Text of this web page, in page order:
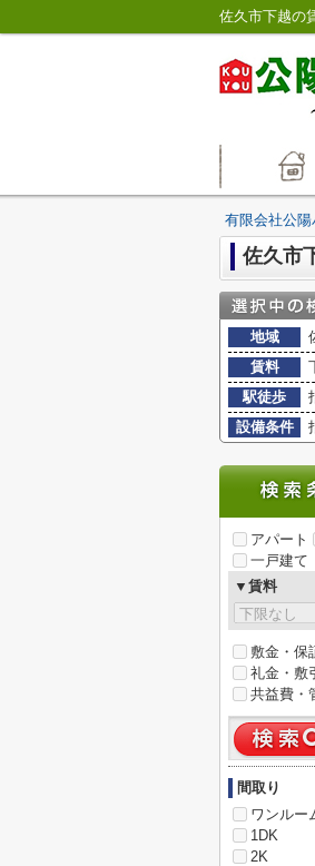
佐久市下越の
有限会社公
佐久市
地域
賃料
駅徒歩
設備条件
アパート
一戸建て
▼賃料
敷金・保
礼金・敷
共益費・
間取り
ワンルー
1DK
2K